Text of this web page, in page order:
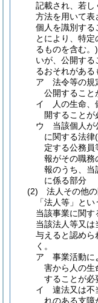
記載され、若し
方法を用いて表
個人を識別する
とにより、特
るものを含む。)
いが、公開す
るおそれがある
ア
法令等の規
公開すること
イ
人の生命
開することが
ウ
当該個人が
に関する法律
定する公務員
報がその職務
報のうち、当
に係る部分
(2)
法人その他
「法人等」とい
当該事業に関す
当該法人等又
与えると認めら
く。
ア
事業活動に
害から人の生
することが必
イ
違法又は不
れのある支障